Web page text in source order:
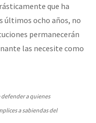
que ha
últimos ocho años, no
permanecerán
las necesite como
a quienes
a sabiendas del